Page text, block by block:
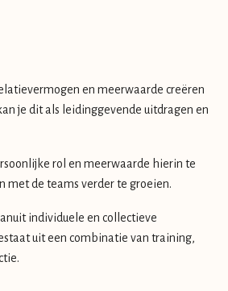
en meerwaarde creëren
je dit als leidinggevende uitdragen en
rol en meerwaarde hierin te
met de teams verder te groeien.
individuele en collectieve
uit een combinatie van training,